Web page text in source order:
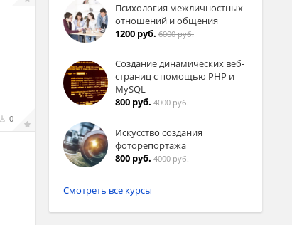
0
Психология межличностных
отношений и общения
1200 руб. 6000 руб.
Создание динамических веб-
страниц с помощью PHP и
MySQL
800 руб. 4000 руб.
Искусство создания
фоторепортажа
800 руб. 4000 руб.
Смотреть все курсы